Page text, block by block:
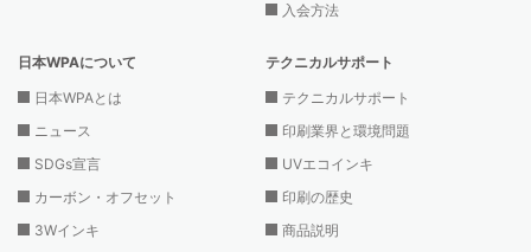
入会方法
日本WPAについて
日本WPAとは
ニュース
SDGs宣言
カーボン・オフセット
3Wインキ
テクニカルサポート
テクニカルサポート
印刷業界と環境問題
UVエコインキ
印刷の歴史
商品説明